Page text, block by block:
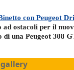
con Peugeot
ad ostacoli per il
una Peugeot 308